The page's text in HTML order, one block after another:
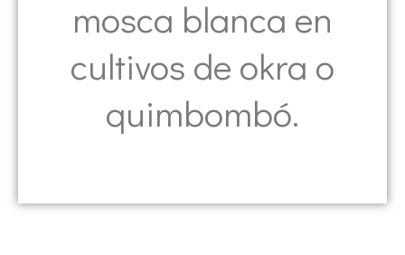
mosca blanca en
cultivos de okra o
quimbombó.